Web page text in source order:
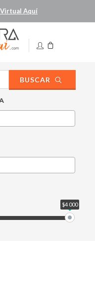
Aquí
BUSCAR
$4 000